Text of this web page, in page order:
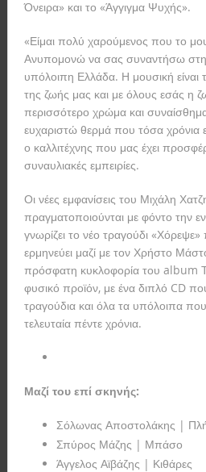
Όνειρα» και το «Άγγιγμα Ψυχής».
«Είμαι πολύ χαρούμενος που το
Ανυπομονώ να σας συναντήσω
υπόλοιπη Ελλάδα. Η μουσική είναι
της ζωής μας και με όλους εσάς η
περισσότερο χρώμα και
ευχαριστώ θερμά που τόσα χρόνια
ο καλλιτέχνης που μας έχει
συναυλιακές εμπειρίες.
Οι νέες εμφανίσεις του Μιχάλη
πραγματοποιούνται με φόντο την
γνωρίζει το νέο τραγούδι «Χόρεψε»
ερμηνεύει μαζί με τον Χρήστο
πρόσφατη κυκλοφορία του album
φυσικό προϊόν, με ένα διπλό CD
τραγούδια και όλα τα υπόλοιπα
τελευταία πέντε χρόνια.
Μαζί του επί σκηνής:
Σόλωνας Αποστολάκης |
Σπύρος Μάζης | Μπάσο
Άγγελος Αϊβάζης | Κιθάρες